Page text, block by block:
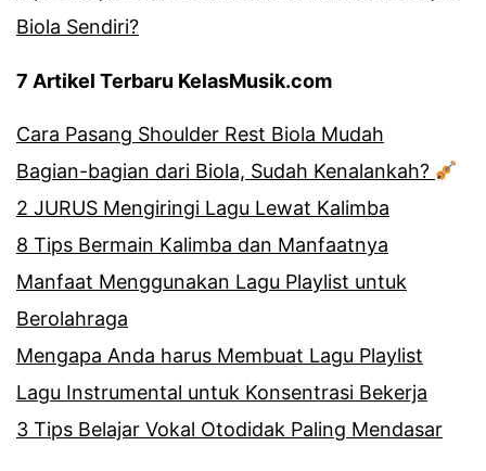
Biola Sendiri?
7 Artikel Terbaru KelasMusik.com
Cara Pasang Shoulder Rest Biola Mudah
Bagian-bagian dari Biola, Sudah Kenalankah?
2 JURUS Mengiringi Lagu Lewat Kalimba
8 Tips Bermain Kalimba dan Manfaatnya
Manfaat Menggunakan Lagu Playlist untuk
Berolahraga
Mengapa Anda harus Membuat Lagu Playlist
Lagu Instrumental untuk Konsentrasi Bekerja
3 Tips Belajar Vokal Otodidak Paling Mendasar